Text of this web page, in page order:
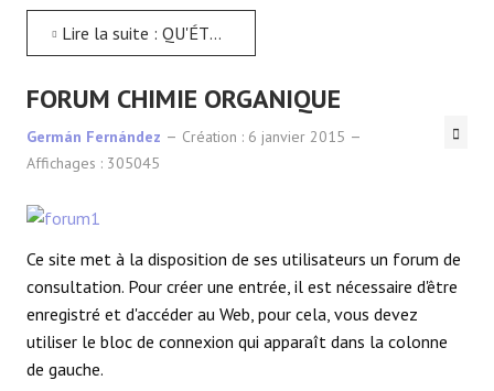
Lire la suite : QU'ÉTUDIE LA CHIMIE ORGANIQUE?
FORUM CHIMIE ORGANIQUE
Germán Fernández
Création : 6 janvier 2015
Affichages : 305045
Ce site met à la disposition de ses utilisateurs un forum de
consultation. Pour créer une entrée, il est nécessaire d'être
enregistré et d'accéder au Web, pour cela, vous devez
utiliser le bloc de connexion qui apparaît dans la colonne
de gauche.